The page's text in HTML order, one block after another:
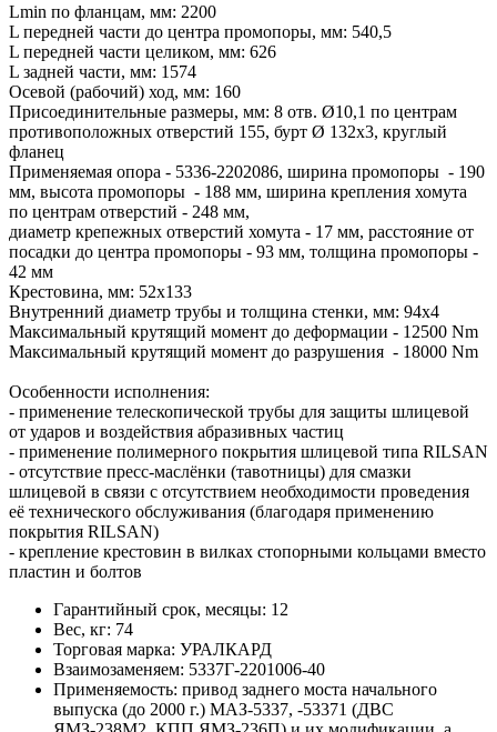
Lmin по фланцам, мм: 2200
L передней части до центра промопоры, мм: 540,5
L передней части целиком, мм: 626
L задней части, мм: 1574
Осевой (рабочий) ход, мм: 160
Присоединительные размеры, мм: 8 отв. Ø10,1 по центрам
противоположных отверстий 155, бурт Ø 132х3, круглый
фланец
Применяемая опора - 5336-2202086, ширина промопоры - 190
мм, высота промопоры - 188 мм, ширина крепления хомута
по центрам отверстий - 248 мм,
диаметр крепежных отверстий хомута - 17 мм, расстояние от
посадки до центра промопоры - 93 мм, толщина промопоры -
42 мм
Крестовина, мм: 52х133
Внутренний диаметр трубы и толщина стенки, мм: 94х4
Максимальный крутящий момент до деформации - 12500 Nm
Максимальный крутящий момент до разрушения - 18000 Nm
Особенности исполнения:
- применение телескопической трубы для защиты шлицевой
от ударов и воздействия абразивных частиц
- применение полимерного покрытия шлицевой типа RILSAN
- отсутствие пресс-маслёнки (тавотницы) для смазки
шлицевой в связи с отсутствием необходимости проведения
её технического обслуживания (благодаря применению
покрытия RILSAN)
- крепление крестовин в вилках стопорными кольцами вместо
пластин и болтов
Гарантийный срок, месяцы: 12
Вес, кг: 74
Торговая марка: УРАЛКАРД
Взаимозаменяем: 5337Г-2201006-40
Применяемость: привод заднего моста начального
выпуска (до 2000 г.) МАЗ-5337, -53371 (ДВС